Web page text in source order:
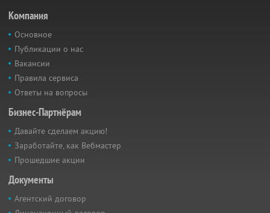
Компания
Основное
Публикации о нас
Вакансии
Правила сервиса
Ответы на вопросы
Бизнес-Партнёрам
Давайте сделаем акцию!
Заработайте, как Вебмастер
Прошедшие акции
Документы
Агентский договор